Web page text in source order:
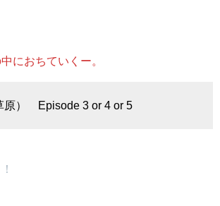
におちていくー。
原） Episode 3 or 4 or 5